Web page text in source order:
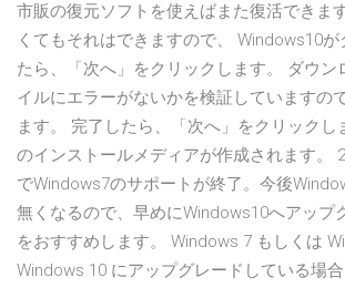
市販の復元ソフトを使えばまた復活できま
くてもそれはできますので、 Windows10
たら、「次へ」をクリックします。 ダウン
イルにエラーがないかを検証していますの
ます。 完了したら、「次へ」をクリックし
のインストールメディアが作成されます。
でWindows7のサポートが終了。今後
無くなるので、早めにWindows10へアップ
をおすすめします。 Windows 7 もしくは
Windows 10 にアップグレードしている場